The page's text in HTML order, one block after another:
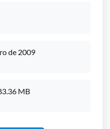
de 2009
MB